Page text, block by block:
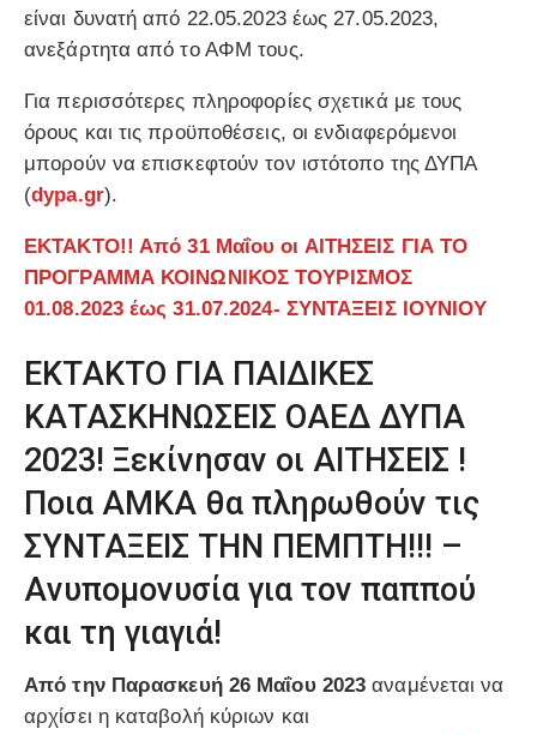
είναι δυνατή από 22.05.2023 έως 27.05.2023,
ανεξάρτητα από το ΑΦΜ τους.
Για περισσότερες πληροφορίες σχετικά με τους
όρους και τις προϋποθέσεις, οι ενδιαφερόμενοι
μπορούν να επισκεφτούν τον ιστότοπο της ΔΥΠΑ
(dypa.gr).
ΕΚΤΑΚΤΟ!! Από 31 Μαΐου οι ΑΙΤΗΣΕΙΣ ΓΙΑ ΤΟ
ΠΡΟΓΡΑΜΜΑ ΚΟΙΝΩΝΙΚΟΣ ΤΟΥΡΙΣΜΟΣ
01.08.2023 έως 31.07.2024- ΣΥΝΤΑΞΕΙΣ ΙΟΥΝΙΟΥ
ΕΚΤΑΚΤΟ ΓΙΑ ΠΑΙΔΙΚΕΣ
ΚΑΤΑΣΚΗΝΩΣΕΙΣ ΟΑΕΔ ΔΥΠΑ
2023! Ξεκίνησαν οι ΑΙΤΗΣΕΙΣ !
Ποια ΑΜΚΑ θα πληρωθούν τις
ΣΥΝΤΑΞΕΙΣ ΤΗΝ ΠΕΜΠΤΗ!!! –
Aνυπομονυσία για τον παππού
και τη γιαγιά!
Από την Παρασκευή 26 Μαΐου 2023 αναμένεται να
αρχίσει η καταβολή κύριων και